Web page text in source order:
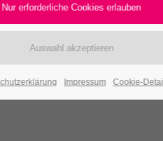
ligula eget dolor. Aenean
quis, sem.
Impressum Cookie-